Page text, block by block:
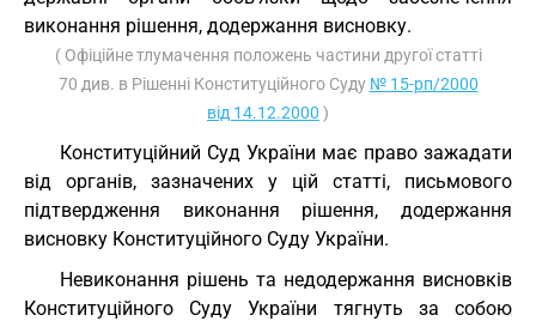
виконання рішення, додержання висновку.
( Офіційне тлумачення положень частини другої статті
70 див. в Рішенні Конституційного Суду № 15-рп/2000
від 14.12.2000 )
Конституційний Суд України має право зажадати
від органів, зазначених у цій статті, письмового
підтвердження виконання рішення, додержання
висновку Конституційного Суду України.
Невиконання рішень та недодержання висновків
Конституційного Суду України тягнуть за собою